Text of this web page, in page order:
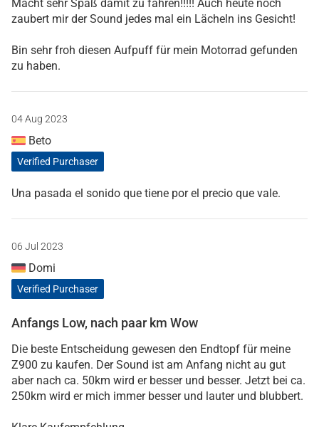
Macht sehr Spaß damit zu fahren!!!!! Auch heute noch
zaubert mir der Sound jedes mal ein Lächeln ins Gesicht!
Bin sehr froh diesen Aufpuff für mein Motorrad gefunden
zu haben.
04 Aug 2023
Beto
Verified Purchaser
Una pasada el sonido que tiene por el precio que vale.
06 Jul 2023
Domi
Verified Purchaser
Anfangs Low, nach paar km Wow
Die beste Entscheidung gewesen den Endtopf für meine
Z900 zu kaufen. Der Sound ist am Anfang nicht au gut
aber nach ca. 50km wird er besser und besser. Jetzt bei ca.
250km wird er mich immer besser und lauter und blubbert.